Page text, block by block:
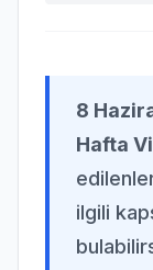
8
Hafta
ilgili